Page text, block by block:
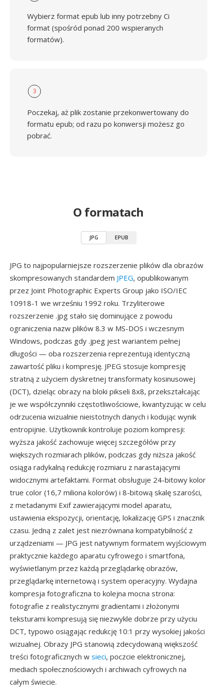
Wybierz format epub lub inny potrzebny Ci
format (spośród ponad 200 wspieranych
formatów).
3
Poczekaj, aż plik zostanie przekonwertowany do
formatu epub; od razu po konwersji możesz go
pobrać.
O formatach
JPG EPUB
JPG to najpopularniejsze rozszerzenie plików dla obrazów
skompresowanych standardem JPEG, opublikowanym
przez Joint Photographic Experts Group jako ISO/IEC
10918-1 we wrześniu 1992 roku. Trzyliterowe
rozszerzenie .jpg stało się dominujące z powodu
ograniczenia nazw plików 8.3 w MS-DOS i wczesnym
Windows, podczas gdy .jpeg jest wariantem pełnej
długości — oba rozszerzenia reprezentują identyczną
zawartość pliku i kompresję. JPEG stosuje kompresję
stratną z użyciem dyskretnej transformaty kosinusowej
(DCT), dzieląc obrazy na bloki pikseli 8x8, przekształcając
je we współczynniki częstotliwościowe, kwantyzując w celu
odrzucenia wizualnie nieistotnych danych i kodując wynik
entropijnie. Użytkownik kontroluje poziom kompresji:
wyższa jakość zachowuje więcej szczegółów przy
większych rozmiarach plików, podczas gdy niższa jakość
osiąga radykalną redukcję rozmiaru z narastającymi
widocznymi artefaktami. Format obsługuje 24-bitowy kolor
true color (16,7 miliona kolorów) i 8-bitową skalę szarości,
z metadanymi Exif zawierającymi model aparatu,
ustawienia ekspozycji, orientację, lokalizację GPS i znacznik
czasu. Jedną z zalet jest niezrównana kompatybilność z
urządzeniami — JPG jest natywnym formatem wyjściowym
praktycznie każdego aparatu cyfrowego i smartfona,
wyświetlanym przez każdą przeglądarkę obrazów,
przeglądarkę internetową i system operacyjny. Wydajna
kompresja fotograficzna to kolejna mocna strona:
fotografie z realistycznymi gradientami i złożonymi
teksturami kompresują się niezwykle dobrze przy użyciu
DCT, typowo osiągając redukcję 10:1 przy wysokiej jakości
wizualnej. Obrazy JPG stanowią zdecydowaną większość
treści fotograficznych w sieci, poczcie elektronicznej,
mediach społecznościowych i archiwach cyfrowych na
całym świecie.